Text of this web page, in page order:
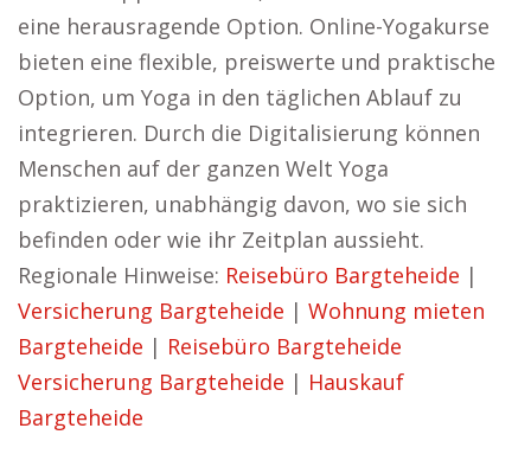
eine herausragende Option. Online-Yogakurse
bieten eine flexible, preiswerte und praktische
Option, um Yoga in den täglichen Ablauf zu
integrieren. Durch die Digitalisierung können
Menschen auf der ganzen Welt Yoga
praktizieren, unabhängig davon, wo sie sich
befinden oder wie ihr Zeitplan aussieht.
Regionale Hinweise: Reisebüro Bargteheide |
Versicherung Bargteheide | Wohnung mieten
Bargteheide | Reisebüro Bargteheide
Versicherung Bargteheide | Hauskauf
Bargteheide